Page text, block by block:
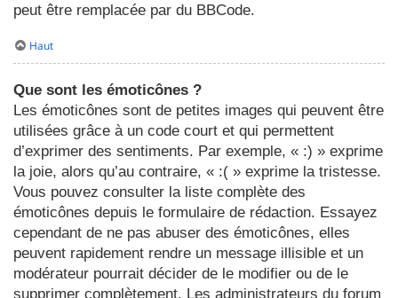
peut être remplacée par du BBCode.
Haut
Que sont les émoticônes ?
Les émoticônes sont de petites images qui peuvent être
utilisées grâce à un code court et qui permettent
d’exprimer des sentiments. Par exemple, « :) » exprime
la joie, alors qu’au contraire, « :( » exprime la tristesse.
Vous pouvez consulter la liste complète des
émoticônes depuis le formulaire de rédaction. Essayez
cependant de ne pas abuser des émoticônes, elles
peuvent rapidement rendre un message illisible et un
modérateur pourrait décider de le modifier ou de le
supprimer complètement. Les administrateurs du forum